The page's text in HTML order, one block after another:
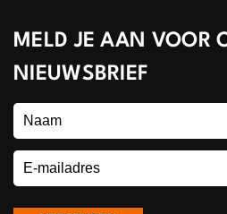
MELD JE AAN VOOR
NIEUWSBRIEF